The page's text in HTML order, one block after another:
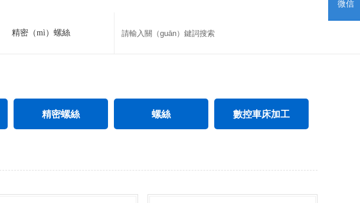
精密（mì）螺絲
精密螺絲
加長精密螺絲
鋁精密螺絲
螺絲
電子螺絲
定製螺絲
數控車床加工
不鏽鋼（gāng）件數控車床加工
精密數控車床加工
眾號
手機網
微信